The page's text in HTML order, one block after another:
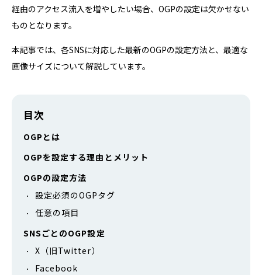
経由のアクセス流入を増やしたい場合、OGPの設定は欠かせない
ものとなります。
本記事では、各SNSに対応した最新のOGPの設定方法と、最適な
画像サイズについて解説しています。
目次
OGPとは
OGPを設定する理由とメリット
OGPの設定方法
設定必須のOGPタグ
任意の項目
SNSごとのOGP設定
X（旧Twitter）
Facebook